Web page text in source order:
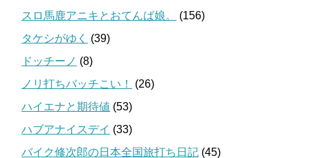
スロ馬鹿アニキとおてんば娘。
(156)
タケシがゆく
(39)
ドッチーノ (8)
ノリ打ちバッチこい！
(26)
ハイエナと期待値 (53)
ハブアナイスデイ (33)
バイク修次郎の日本全国旅打ち日記 (45)